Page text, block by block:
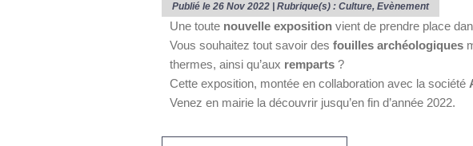
Publié le 26 Nov 2022 | Rubrique(s) : Culture, Evènement
Une toute nouvelle exposition vient de prendre place
Vous souhaitez tout savoir des fouilles archéologiques
thermes, ainsi qu’aux remparts ?
Cette exposition, montée en collaboration avec la société
Venez en mairie la découvrir jusqu’en fin d’année 2022.